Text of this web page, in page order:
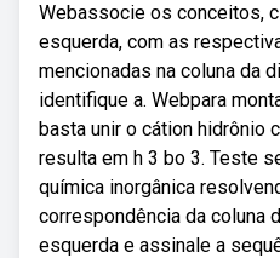
Webassocie os conceitos,
esquerda, com as
mencionadas na coluna da
identifique a. Webpara
basta unir o cátion hidrônio
resulta em h 3 bo 3. Teste
química inorgânica
correspondência da coluna
esquerda e assinale a